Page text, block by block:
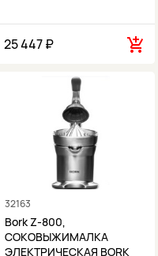
25 447 ₽
32163
Bork Z-800,
СОКОВЫЖИМАЛКА
ЭЛЕКТРИЧЕСКАЯ BORK